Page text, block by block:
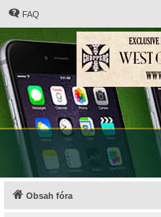
FAQ
Obsah fóra